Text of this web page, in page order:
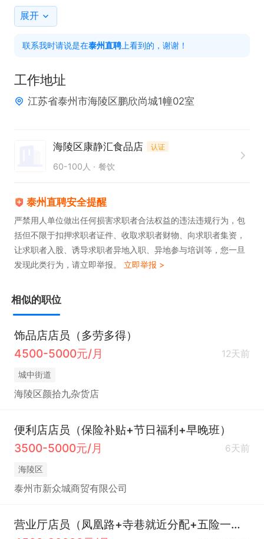
4. 协助外卖业务，完成外卖打包，并与骑手进行顺畅
任职要求：
卖、简单加工及卫生整理流程者更佳。
2. 需掌握切卤味、称重、打包、收银、凉拌、切配、
3. 能够严格遵守卫生规范，确保操作区域的清洁卫
客人。
5. 拥有较强的团队协作精神，可与同事有效配合完成
各项任务。
6. 愿意接受多店分配，适应日均3-4小时的工作时
展开
联系我时请说是在泰州直聘 上看到的，谢谢！
工作地址
江苏省泰州市海陵区鹏欣尚城1幢02室
海陵区康静汇食品店 认证
60-100人 餐饮
泰州直聘安全提醒
严禁用人单位做出任何损害求职者合法权益的违法违规行为，包
括但不限于扣押求职者证件、收取求职者财物、向求职者集资，
让求职者入股、诱导求职者异地入职、异地参与培训等，您一旦
发现此类行为，请立即举报。 立即举报 >
相似的职位
饰品店店员（多劳多得）
4500-5000元/月
12天前
城中街道
海陵区颜拾九杂货店
便利店店员（保险补贴+节日福利+早晚班）
3500-5000元/月
6天前
海陵区
泰州市新众城商贸有限公司
营业厅店员（凤凰路+寺巷就近分配+五险一金）